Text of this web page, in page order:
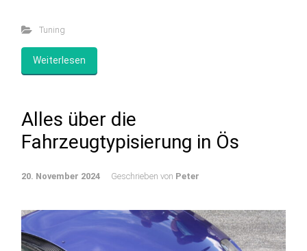
Tuning
Weiterlesen
Alles über die
Fahrzeugtypisierung in Ös
20. November 2024 Geschrieben von Peter